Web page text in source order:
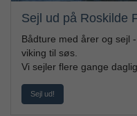
Sejl ud på Roskilde
Bådture med årer og
viking til søs.
Vi sejler flere gange
Sejl ud!